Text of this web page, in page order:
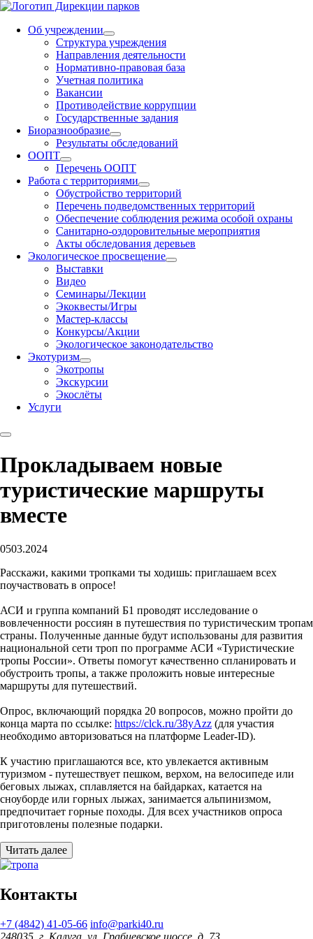
Об учреждении
Структура учреждения
Направления деятельности
Нормативно-правовая база
Учетная политика
Вакансии
Противодействие коррупции
Государственные задания
Биоразнообразие
Результаты обследований
ООПТ
Перечень ООПТ
Работа с территориями
Обустройство территорий
Перечень подведомственных территорий
Обеспечение соблюдения режима особой охраны
Санитарно-оздоровительные мероприятия
Акты обследования деревьев
Экологическое просвещение
Выставки
Видео
Семинары/Лекции
Экоквесты/Игры
Мастер-классы
Конкурсы/Акции
Экологическое законодательство
Экотуризм
Экотропы
Экскурсии
Экослёты
Услуги
Прокладываем новые
туристические маршруты
вместе
0503.2024
Расскажи, какими тропками ты ходишь: приглашаем всех
поучаствовать в опросе!
АСИ и группа компаний Б1 проводят исследование о
вовлеченности россиян в путешествия по туристическим тропам
страны. Полученные данные будут использованы для развития
национальной сети троп по программе АСИ «Туристические
тропы России». Ответы помогут качественно спланировать и
обустроить тропы, а также проложить новые интересные
маршруты для путешествий.
Опрос, включающий порядка 20 вопросов, можно пройти до
конца марта по ссылке: https://clck.ru/38yAzz (для участия
необходимо авторизоваться на платформе Leader-ID).
К участию приглашаются все, кто увлекается активным
туризмом - путешествует пешком, верхом, на велосипеде или
беговых лыжах, сплавляется на байдарках, катается на
сноуборде или горных лыжах, занимается альпинизмом,
предпочитает горные походы. Для всех участников опроса
приготовлены полезные подарки.
Читать далее
Контакты
+7 (4842) 41-05-66 info@parki40.ru
248035, г. Калуга, ул. Грабцевское шоссе, д. 73